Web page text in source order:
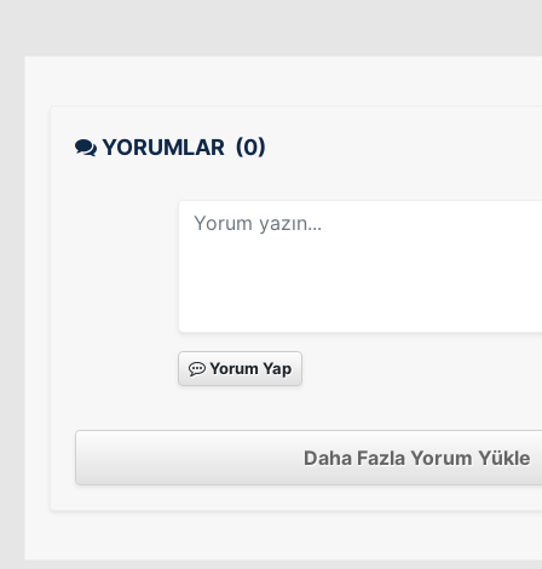
YORUMLAR (0)
Yorum Yap
Daha Fazla Yorum Yükle